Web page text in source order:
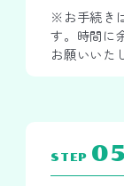
※お手続き
す。時間に
お願いいた
STEP 05